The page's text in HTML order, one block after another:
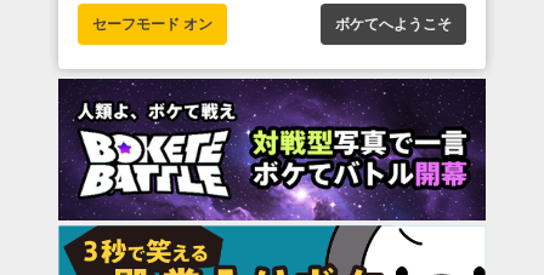
セーフモード オン ボケてへようこそ